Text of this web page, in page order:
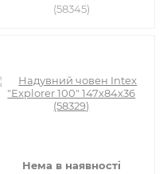
(58345)
Нема в наявності